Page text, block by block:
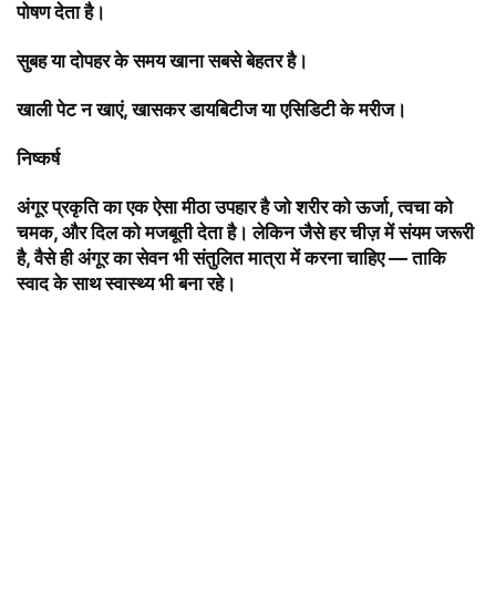
पोषण देता है।
सुबह या दोपहर के समय खाना सबसे बेहतर है।
खाली पेट न खाएं, खासकर डायबिटीज या एसिडिटी के मरीज।
निष्कर्ष
अंगूर प्रकृति का एक ऐसा मीठा उपहार है जो शरीर को ऊर्जा, त्वचा को
चमक, और दिल को मजबूती देता है। लेकिन जैसे हर चीज़ में संयम जरूरी
है, वैसे ही अंगूर का सेवन भी संतुलित मात्रा में करना चाहिए — ताकि
स्वाद के साथ स्वास्थ्य भी बना रहे।